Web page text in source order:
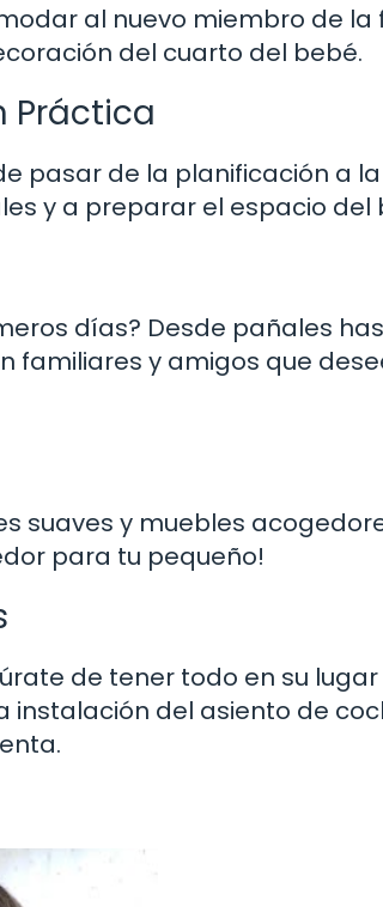
al nuevo miembro de la
del cuarto del bebé.
Práctica
pasar de la planificación a
y a preparar el espacio del
días? Desde pañales
y amigos que
suaves y muebles
para tu pequeño!
de tener todo en su
del asiento de